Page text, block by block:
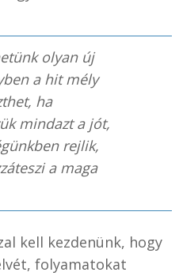
olyan új
a hit mély
ha
mindazt a jót,
rejlik,
a maga
kell kezdenünk, hogy
folyamatokat